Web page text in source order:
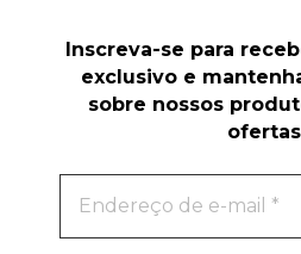
Inscreva-se para
exclusivo e
sobre nossos